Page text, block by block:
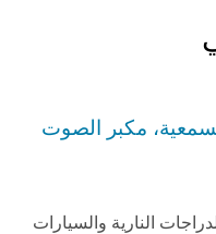
مكبر الصوت
النارية والسيارات